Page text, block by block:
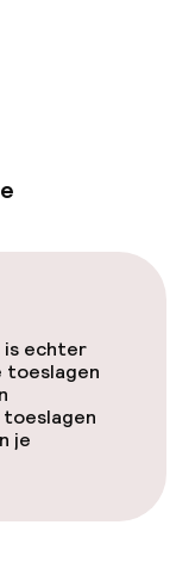
is echter
toeslagen
je